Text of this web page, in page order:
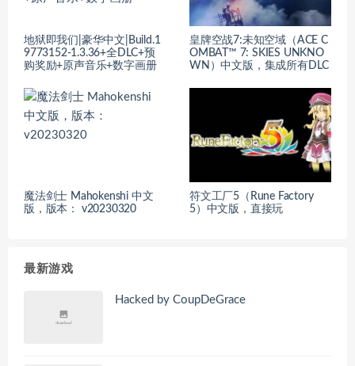
地狱即我们|豪华中文|Build.1
9773152-1.3.36+全DLC+预
购奖励+原声音乐+数字画册
皇牌空战7:未知空域（ACE C
OMBAT™ 7: SKIES UNKNO
WN）中文版，集成所有DLC
魔法剑士 Mahokenshi 中文
版，版本： v20230320
符文工厂5（Rune Factory
5）中文版，直接玩
最新游戏
Hacked by CoupDeGrace